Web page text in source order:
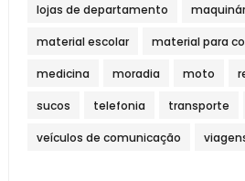
lojas de departamento
material escolar material para
medicina moradia moto
sucos telefonia transporte
veículos de comunicação